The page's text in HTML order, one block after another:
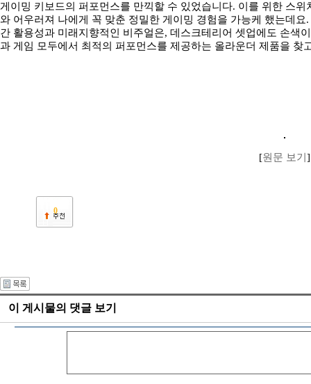
게이밍 키보드의 퍼포먼스를 만끽할 수 있었습니다. 이를 위한 스
와 어우러져 나에게 꼭 맞춘 정밀한 게이밍 경험을 가능케 했는데
간 활용성과 미래지향적인 비주얼은, 데스크테리어 셋업에도 손색
과 게임 모두에서 최적의 퍼포먼스를 제공하는 올라운더 제품을 찾
[원문 보기 ]
0
이 게시물의 댓글 보기